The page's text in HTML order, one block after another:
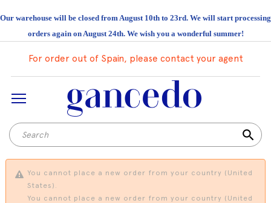
Our warehouse will be closed from August 10th to 23rd. We will start processing
orders again on August 24th. We wish you a wonderful summer!
For order out of Spain, please contact your agent
search
You cannot place a new order from your country (United
States).
You cannot place a new order from your country (United